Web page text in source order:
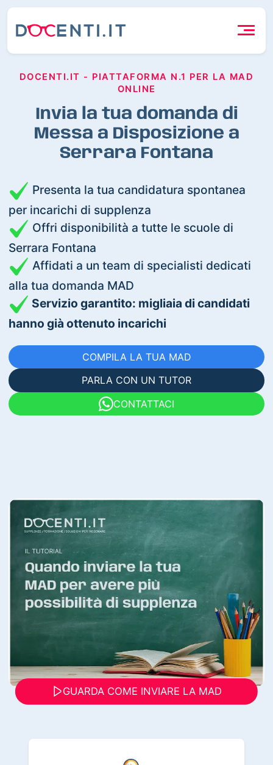
DOCENTI.IT - PIATTAFORMA N.1 PER LA MAD
ONLINE
Invia la tua domanda di
Messa a Disposizione a
Serrara Fontana
Presenta la tua candidatura spontanea
per incarichi di supplenza
Offri disponibilità a tutte le scuole di
Serrara Fontana
Affidati a un team di specialisti dedicati
alla tua domanda MAD
Servizio garantito: migliaia di candidati
hanno già ottenuto incarichi
COMPILA LA TUA MAD
PARLA CON UN TUTOR
CONTATTACI
GUARDA COME INVIARE LA MAD